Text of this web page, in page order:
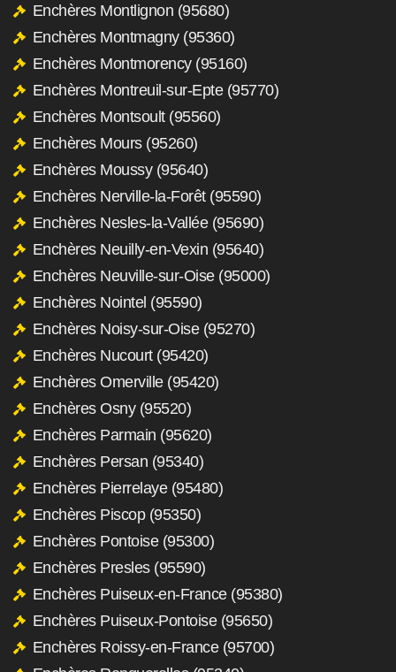
Enchères Montlignon (95680)
Enchères Montmagny (95360)
Enchères Montmorency (95160)
Enchères Montreuil-sur-Epte (95770)
Enchères Montsoult (95560)
Enchères Mours (95260)
Enchères Moussy (95640)
Enchères Nerville-la-Forêt (95590)
Enchères Nesles-la-Vallée (95690)
Enchères Neuilly-en-Vexin (95640)
Enchères Neuville-sur-Oise (95000)
Enchères Nointel (95590)
Enchères Noisy-sur-Oise (95270)
Enchères Nucourt (95420)
Enchères Omerville (95420)
Enchères Osny (95520)
Enchères Parmain (95620)
Enchères Persan (95340)
Enchères Pierrelaye (95480)
Enchères Piscop (95350)
Enchères Pontoise (95300)
Enchères Presles (95590)
Enchères Puiseux-en-France (95380)
Enchères Puiseux-Pontoise (95650)
Enchères Roissy-en-France (95700)